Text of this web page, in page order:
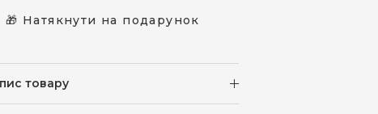
🎁 Натякнути на подарунок
товару